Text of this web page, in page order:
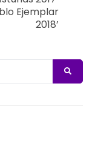
Ejemplar
2018’